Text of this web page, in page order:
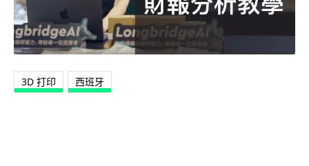
3D 打印 西班牙